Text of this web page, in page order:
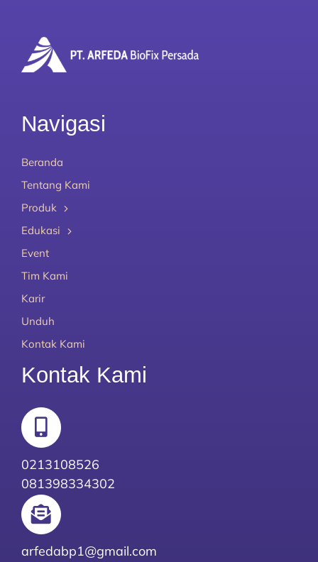
Navigasi
Beranda
Tentang Kami
Produk
Edukasi
Event
Tim Kami
Karir
Unduh
Kontak Kami
Kontak Kami
0213108526
081398334302
arfedabp1@gmail.com